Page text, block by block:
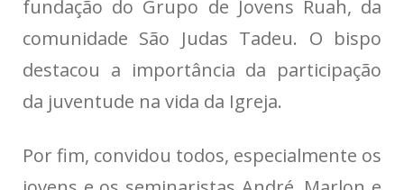
fundação do Grupo de Jovens Ruah, da
comunidade São Judas Tadeu. O bispo
destacou a importância da participação
da juventude na vida da Igreja.
Por fim, convidou todos, especialmente os